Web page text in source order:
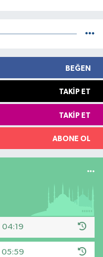
BEĞEN
TAKIP ET
TAKIP ET
ABONE OL
04:19
05:59